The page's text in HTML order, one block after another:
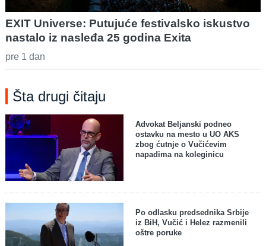
EXIT Universe: Putujuće festivalsko iskustvo
nastalo iz nasleđa 25 godina Exita
pre 1 dan
Šta drugi čitaju
Advokat Beljanski podneo
ostavku na mesto u UO AKS
zbog ćutnje o Vučićevim
napadima na koleginicu
Po odlasku predsednika Srbije
iz BiH, Vučić i Helez razmenili
oštre poruke